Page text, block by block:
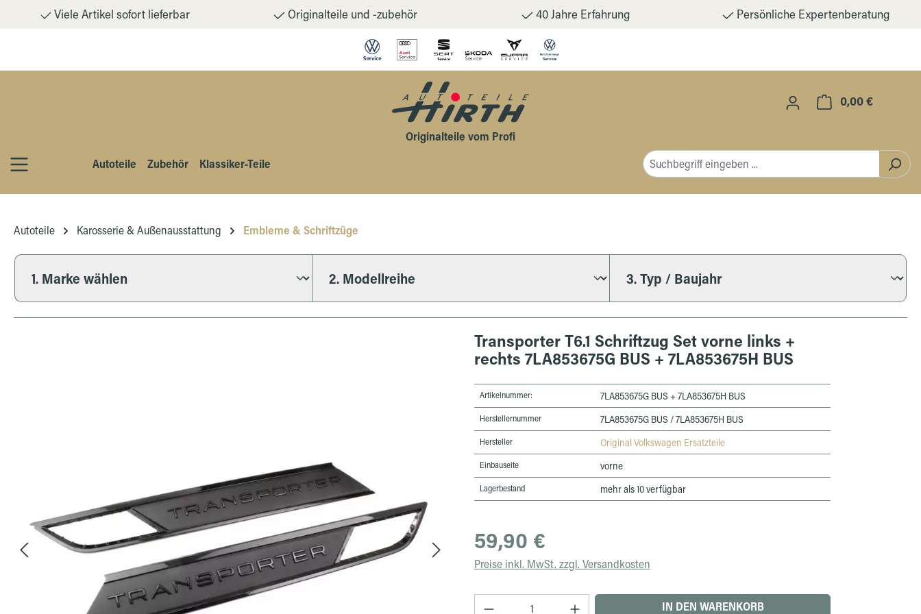
Hauptinhalt springen
Zur Suche springen
Zur Hauptnavigation springen
Viele Artikel sofort lieferbar Originalteile und -zubehör 40 Jahre Erfahrung Persönliche Expertenberatung
0,00 €
Originalteile vom Profi
Autoteile
Zubehör Klassiker-Teile
Autoteile Karosserie & Außenausstattung Embleme & Schriftzüge
Transporter T6.1 Schriftzug Set vorne links +
rechts 7LA853675G BUS + 7LA853675H BUS
Artikelnummer: 7LA853675G BUS + 7LA853675H BUS
Herstellernummer 7LA853675G BUS / 7LA853675H BUS
Hersteller Original Volkswagen Ersatzteile
Einbauseite vorne
Lagerbestand mehr als 10 verfügbar
Regulärer Preis:
59,90 €
Preise inkl. MwSt. zzgl. Versandkosten
Produkt Anzahl: Gib den gewünschten Wert ein oder benutze
IN DEN WARENKORB